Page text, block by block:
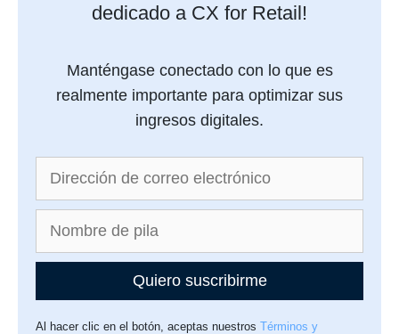
dedicado a CX for Retail!
Manténgase conectado con lo que es
realmente importante para optimizar sus
ingresos digitales.
Quiero suscribirme
Al hacer clic en el botón, aceptas nuestrosTérminos y